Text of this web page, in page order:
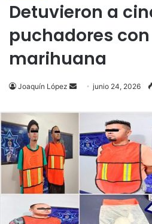
Detuvieron a
puchadores
marihuana
Joaquín López
Send
email
junio 24, 2026